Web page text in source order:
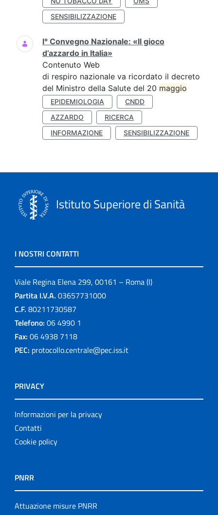
SENSIBILIZZAZIONE
I° Convegno Nazionale: «Il gioco
d’azzardo in Italia»
Contenuto Web
di respiro nazionale va ricordato il decreto
del Ministro della Salute del 20 maggio
EPIDEMIOLOGIA
CNDD
AZZARDO
RICERCA
INFORMAZIONE
SENSIBILIZZAZIONE
Istituto Superiore di Sanità
I NOSTRI CONTATTI
Viale Regina Elena 299, 00161 – Roma (I)
Partita I.V.A. 03657731000
C.F. 80211730587
Telefono: 06 4990 1
Fax: 06 4938 7118
PEC: protocollo.centrale@pec.iss.it
PRIVACY
Informazioni per la privacy
Contatti
Cookie policy
PNRR
Attuazione misure PNRR